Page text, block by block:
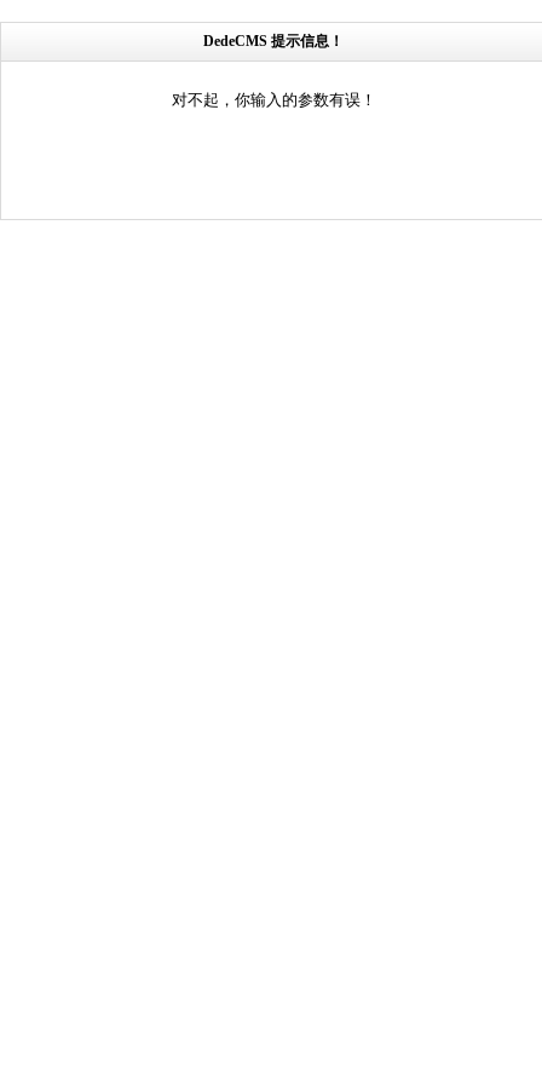
DedeCMS 提示信息！
对不起，你输入的参数有误！